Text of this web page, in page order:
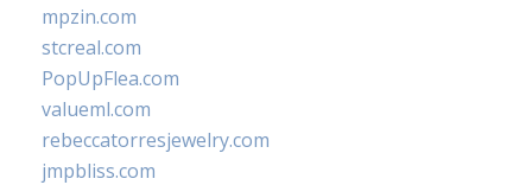
mpzin.com
stcreal.com
PopUpFlea.com
valueml.com
rebeccatorresjewelry.com
jmpbliss.com